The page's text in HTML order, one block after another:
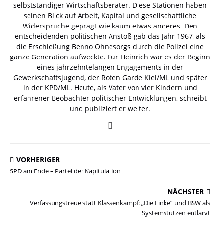
selbstständiger Wirtschaftsberater. Diese Stationen haben
seinen Blick auf Arbeit, Kapital und gesellschaftliche
Widersprüche geprägt wie kaum etwas anderes. Den
entscheidenden politischen Anstoß gab das Jahr 1967, als
die Erschießung Benno Ohnesorgs durch die Polizei eine
ganze Generation aufweckte. Für Heinrich war es der Beginn
eines jahrzehntelangen Engagements in der
Gewerkschaftsjugend, der Roten Garde Kiel/ML und später
in der KPD/ML. Heute, als Vater von vier Kindern und
erfahrener Beobachter politischer Entwicklungen, schreibt
und publiziert er weiter.
VORHERIGER
SPD am Ende – Partei der Kapitulation
NÄCHSTER
Verfassungstreue statt Klassenkampf: „Die Linke” und BSW als
Systemstützen entlarvt